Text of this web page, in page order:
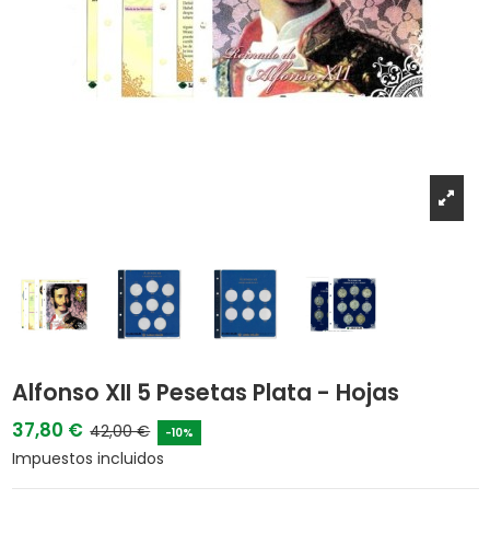
Alfonso XII 5 Pesetas Plata - Hojas
37,80 € 42,00 € -10%
Impuestos incluidos